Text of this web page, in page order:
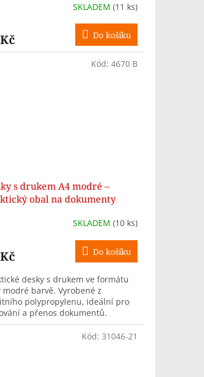
SKLADEM (11 ks)
Do košíku
s drukem A4 modré –
obal na dokumenty
SKLADEM (10 ks)
Do košíku
desky s drukem ve formátu
modré barvě. Vyrobené z
polypropylenu, ideální pro
a přenos dokumentů.
na patentku zajišťuje
Kód: 4670 B
Kód: 31046-21